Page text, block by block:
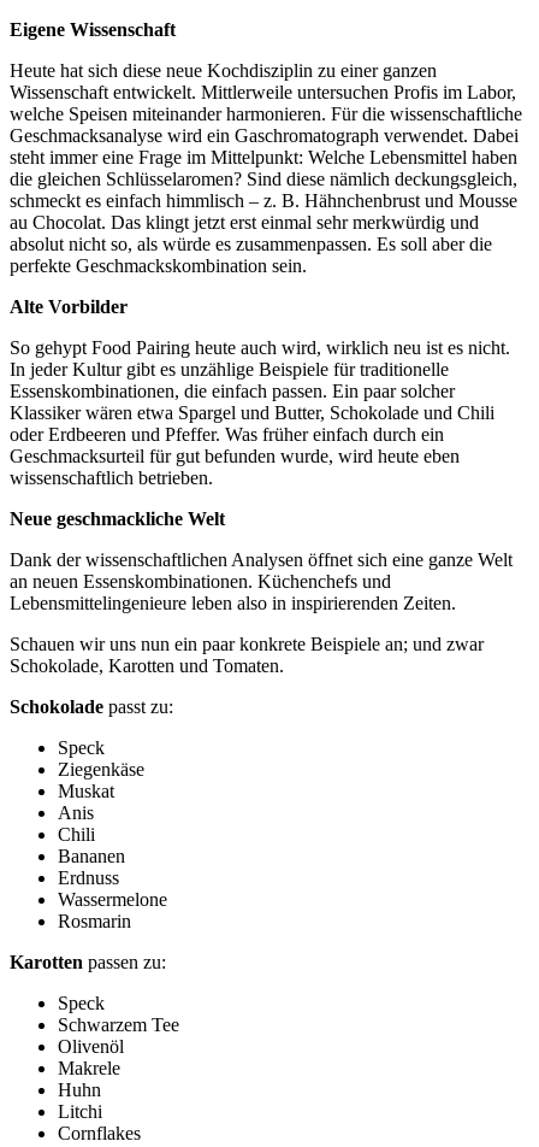
Eigene Wissenschaft
Heute hat sich diese neue Kochdisziplin zu einer ganzen
Wissenschaft entwickelt. Mittlerweile untersuchen Profis im Labor,
welche Speisen miteinander harmonieren. Für die wissenschaftliche
Geschmacksanalyse wird ein Gaschromatograph verwendet. Dabei
steht immer eine Frage im Mittelpunkt: Welche Lebensmittel haben
die gleichen Schlüsselaromen? Sind diese nämlich deckungsgleich,
schmeckt es einfach himmlisch – z. B. Hähnchenbrust und Mousse
au Chocolat. Das klingt jetzt erst einmal sehr merkwürdig und
absolut nicht so, als würde es zusammenpassen. Es soll aber die
perfekte Geschmackskombination sein.
Alte Vorbilder
So gehypt Food Pairing heute auch wird, wirklich neu ist es nicht.
In jeder Kultur gibt es unzählige Beispiele für traditionelle
Essenskombinationen, die einfach passen. Ein paar solcher
Klassiker wären etwa Spargel und Butter, Schokolade und Chili
oder Erdbeeren und Pfeffer. Was früher einfach durch ein
Geschmacksurteil für gut befunden wurde, wird heute eben
wissenschaftlich betrieben.
Neue geschmackliche Welt
Dank der wissenschaftlichen Analysen öffnet sich eine ganze Welt
an neuen Essenskombinationen. Küchenchefs und
Lebensmittelingenieure leben also in inspirierenden Zeiten.
Schauen wir uns nun ein paar konkrete Beispiele an; und zwar
Schokolade, Karotten und Tomaten.
Schokolade passt zu:
Speck
Ziegenkäse
Muskat
Anis
Chili
Bananen
Erdnuss
Wassermelone
Rosmarin
Karotten passen zu:
Speck
Schwarzem Tee
Olivenöl
Makrele
Huhn
Litchi
Cornflakes